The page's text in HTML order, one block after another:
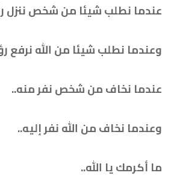
عندما نطلب شيئا من شخص ننزل
وعندما نطلب شيئا من الله نرفع
عندما نخاف من شخص نفر منه..
وعندما نخاف من الله نفر إليه..
ما أكرمك يا الله..